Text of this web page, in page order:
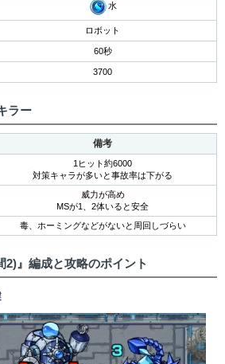
水
ロボット
60秒
3700
ラー
備考
1ヒット約6000
対策キャラが多いと事故率は下がる
威力が高め
MSが1、2体いると安全
毒、ホーミングなどがないと周回しづらい
2)』編成と攻略のポイント